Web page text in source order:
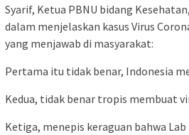
Syarif, Ketua PBNU bidang
dalam menjelaskan kasus Virus
yang menjawab di masyarakat:
Pertama itu tidak benar, Indonesia
Kedua, tidak benar tropis membuat
Ketiga, menepis keraguan bahwa